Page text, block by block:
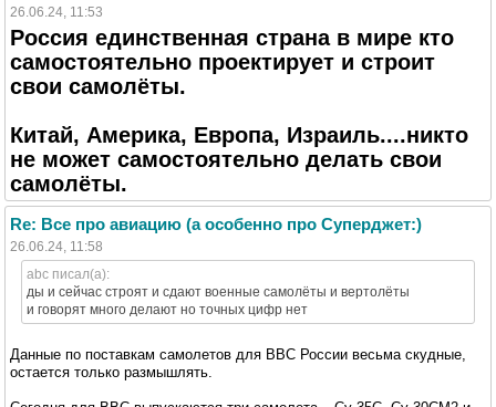
26.06.24, 11:53
Россия единственная страна в мире кто
самостоятельно проектирует и строит
свои самолёты.
Китай, Америка, Европа, Израиль....никто
не может самостоятельно делать свои
самолёты.
Re: Все про авиацию (а особенно про Суперджет:)
26.06.24, 11:58
abc писал(а):
ды и сейчас строят и сдают военные самолёты и вертолёты
и говорят много делают но точных цифр нет
Данные по поставкам самолетов для ВВС России весьма скудные,
остается только размышлять.